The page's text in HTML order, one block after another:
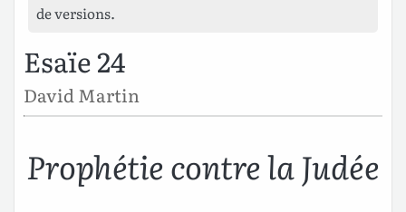
de versions.
Esaïe 24
David Martin
Prophétie contre la Judée